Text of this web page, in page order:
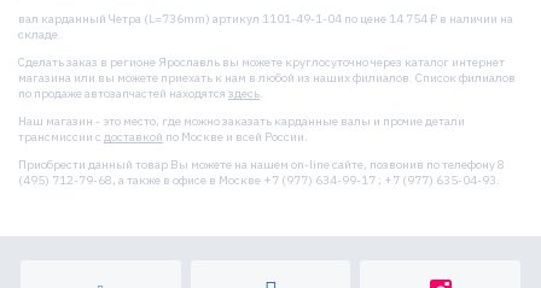
вал карданный Четра (L=736mm) артикул 1101-49-1-04 по цене 14 754 ₽ в наличии на
складе.
Сделать заказ в регионе Ярославль вы можете круглосуточно через каталог интернет
магазина или вы можете приехать к нам в любой из наших филиалов. Список филиалов
по продаже автозапчастей находятся здесь.
Наш магазин - это место, где можно заказать карданные валы и прочие детали
трансмиссии с доставкой по Москве и всей России.
Приобрести данный товар Вы можете на нашем on-line сайте, позвонив по телефону 8
(495) 712-79-68, а также в офисе в Москве +7 (977) 634-99-17 ; +7 (977) 635-04-93.